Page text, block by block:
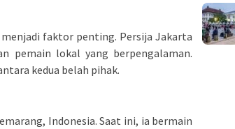
faktor penting. Persija Jakarta
pemain lokal yang berpengalaman.
kedua belah pihak.
Indonesia. Saat ini, ia bermain